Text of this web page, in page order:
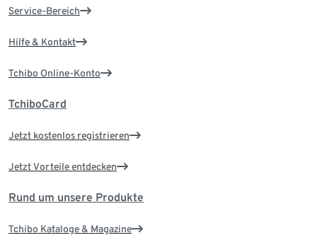
Service-Bereich
Hilfe & Kontakt
Tchibo Online-Konto
TchiboCard
Jetzt kostenlos registrieren
Jetzt Vorteile entdecken
Rund um unsere Produkte
Tchibo Kataloge & Magazine